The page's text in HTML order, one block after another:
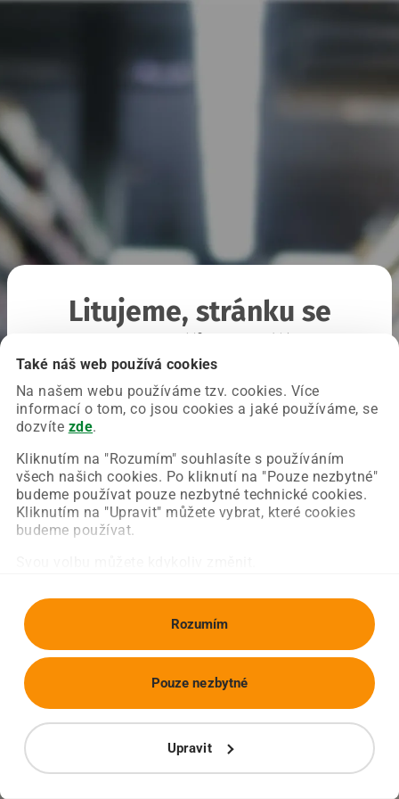
Také náš web používá cookies
Na našem webu používáme tzv. cookies. Více
informací o tom, co jsou cookies a jaké používáme, se
dozvíte zde.
Kliknutím na "Rozumím" souhlasíte s používáním
všech našich cookies. Po kliknutí na "Pouze nezbytné"
budeme používat pouze nezbytné technické cookies.
Kliknutím na "Upravit" můžete vybrat, které cookies
budeme používat.
Rozumím
Upravit
Pouze nezbytné
Litujeme, stránku se
Chyba nastala na naší straně a už ji opravujeme.
Zkuste prosím znovu načíst požadovanou stránku.
Obnovit stránku Úvodní strana